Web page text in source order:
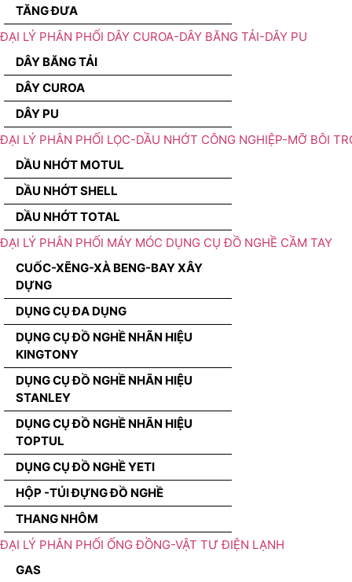
TĂNG ĐƯA
ĐẠI LÝ PHÂN PHỐI DÂY CUROA-DÂY BĂNG TẢI-DÂY PU
DÂY BĂNG TẢI
DÂY CUROA
DÂY PU
ĐẠI LÝ PHÂN PHỐI LỌC-DẦU NHỚT CÔNG NGHIỆP-MỠ BÔI
DẦU NHỚT MOTUL
DẦU NHỚT SHELL
DẦU NHỚT TOTAL
ĐẠI LÝ PHÂN PHỐI MÁY MÓC DỤNG CỤ ĐỒ NGHỀ CẦM TAY
CUỐC-XẼNG-XÀ BENG-BAY XÂY
DỰNG
DỤNG CỤ ĐA DỤNG
DỤNG CỤ ĐỒ NGHỀ NHÃN HIỆU
KINGTONY
DỤNG CỤ ĐỒ NGHỀ NHÃN HIỆU
STANLEY
DỤNG CỤ ĐỒ NGHỀ NHÃN HIỆU
TOPTUL
DỤNG CỤ ĐỒ NGHỀ YETI
HỘP -TÚI ĐỰNG ĐỒ NGHỀ
THANG NHÔM
ĐẠI LÝ PHÂN PHỐI ỐNG ĐỒNG-VẬT TƯ ĐIỆN LẠNH
GAS